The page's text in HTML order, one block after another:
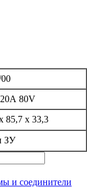
80V
85,7 х 33,3
ЗУ
и соединители